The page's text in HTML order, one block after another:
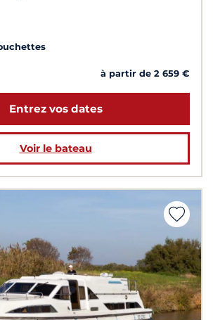
à partir de 2 659 €
Entrez vos dates
Voir le bateau